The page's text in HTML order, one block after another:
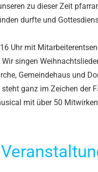
zu dieser Zeit
durfte und
Uhr mit
singen
Gemeindehaus und
ganz im Zeichen
mit über 50